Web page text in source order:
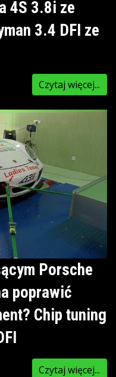
4S 3.8i ze
3.4 DFI ze
Czytaj więcej...
Porsche
poprawić
Chip tuning
Czytaj więcej...